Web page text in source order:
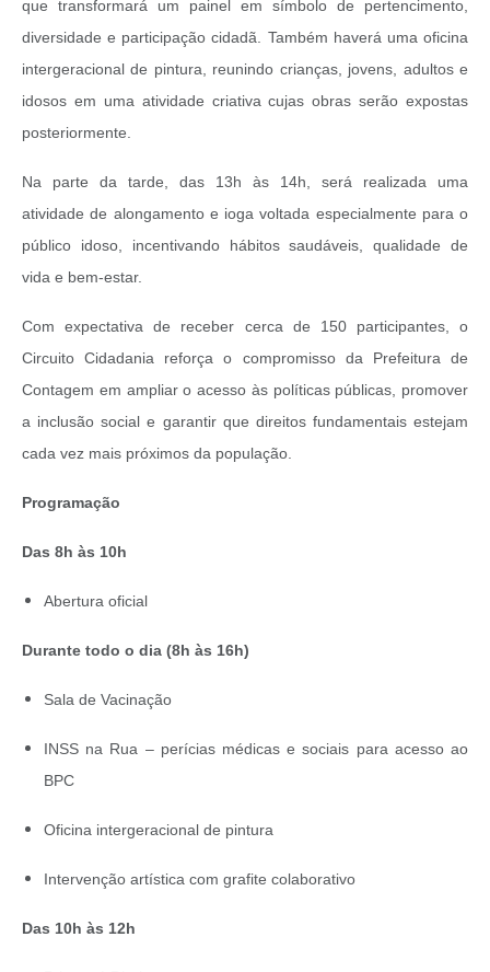
que transformará um painel em símbolo de pertencimento,
diversidade e participação cidadã. Também haverá uma oficina
intergeracional de pintura, reunindo crianças, jovens, adultos e
idosos em uma atividade criativa cujas obras serão expostas
posteriormente.
Na parte da tarde, das 13h às 14h, será realizada uma
atividade de alongamento e ioga voltada especialmente para o
público idoso, incentivando hábitos saudáveis, qualidade de
vida e bem-estar.
Com expectativa de receber cerca de 150 participantes, o
Circuito Cidadania reforça o compromisso da Prefeitura de
Contagem em ampliar o acesso às políticas públicas, promover
a inclusão social e garantir que direitos fundamentais estejam
cada vez mais próximos da população.
Programação
Das 8h às 10h
Abertura oficial
Durante todo o dia (8h às 16h)
Sala de Vacinação
INSS na Rua – perícias médicas e sociais para acesso ao
BPC
Oficina intergeracional de pintura
Intervenção artística com grafite colaborativo
Das 10h às 12h